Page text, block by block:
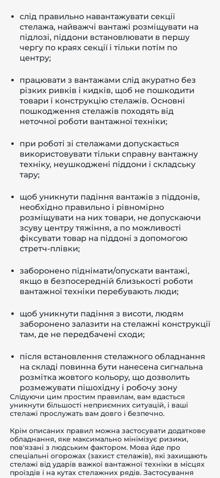
слід правильно навантажувати секції
стелажа, найважчі вантажі розміщувати на
підлозі, піддони встановлювати в першу
чергу по краях секції і тільки потім по
центру;
працювати з вантажами слід акуратно без
різких ривків і кидків, щоб не пошкодити
товари і конструкцію стелажів. Основні
пошкодження стелажів походять від
неточної роботи вантажної техніки;
при роботі зі стелажами допускається
використовувати тільки справну вантажну
техніку, неушкоджені піддони і складську
тару;
щоб уникнути падіння вантажів з піддонів,
необхідно правильно і рівномірно
розміщувати на них товари, не допускаючи
зсуву центру тяжіння, а по можливості
фіксувати товар на піддоні з допомогою
стретч-плівки;
заборонено піднімати/опускати вантажі,
якщо в безпосередній близькості роботи
вантажної техніки перебувають люди;
щоб уникнути падіння з висоти, людям
заборонено залазити на стелажні конструкції
там, де не передбачені сходи;
після встановлення стелажного обладнання
на складі повинна бути нанесена сигнальна
розмітка жовтого кольору, що дозволить
розмежувати пішохідну і робочу зону
Слідуючи цим простим правилам, вам вдасться
уникнути більшості неприємних ситуацій, і ваші
стелажі прослужать вам довго і безпечно.
Крім описаних правил можна застосувати додаткове
обладнання, яке максимально мінімізує ризики,
пов'язані з людським фактором. Мова йде про
спеціальні огорожах (захист стелажів), які захищають
стелажі від ударів важкої вантажної техніки в місцях
проїздів і на кутах стелажних рядів. Застосування